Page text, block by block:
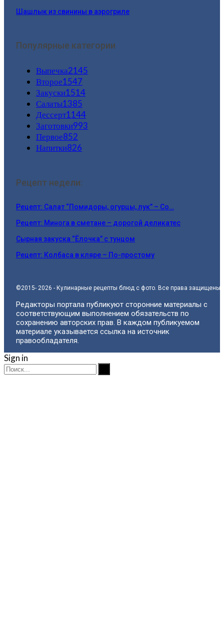
Шашлык из свинины в аэрогриле
Популярные категории
Выпечка2145
Второе1547
Закуски1514
Салаты1385
Дессерт1144
Заготовки993
Первое852
Напитки826
Рецепт недели:
Рецепт: Салат “Помидоры, огурцы, лук” – Со…
Рецепт: Минога в сметане – дорогой деликатес
Сырная закуска “Ёлочка” с тунцом
Рецепт: Колбаса в кляре – По-простому
©2015- 2026 - Кулинарные рецепты блюд с фото. Все права защищены.
Редакторы портала публикуют сторонние материалы с
соответствующим выполнением обязательств по
сохранению авторских прав. В каждом публикуемом
материале указывается ссылка на источник
правообладателя.
Sign in